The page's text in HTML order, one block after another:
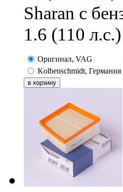
Sharan с
1.6 (110 л.с.)
Оригинал, VAG
Kolbenschmidt, Германия